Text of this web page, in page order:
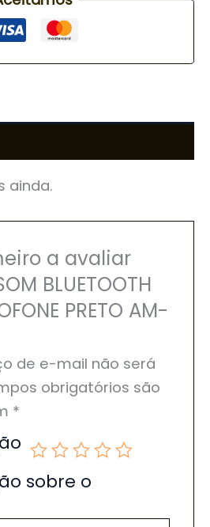
ainda.
a avaliar
BLUETOOTH
PRETO AM-
de e-mail não será
obrigatórios são
*
sobre o